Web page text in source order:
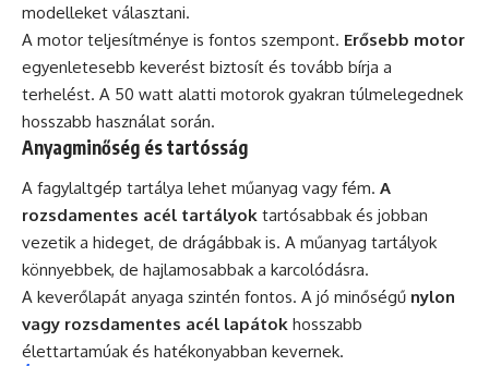
modelleket választani.
A motor teljesítménye is fontos szempont. Erősebb motor
egyenletesebb keverést biztosít és tovább bírja a
terhelést. A 50 watt alatti motorok gyakran túlmelegednek
hosszabb használat során.
Anyagminőség és tartósság
A fagylaltgép tartálya lehet műanyag vagy fém. A
rozsdamentes acél tartályok tartósabbak és jobban
vezetik a hideget, de drágábbak is. A műanyag tartályok
könnyebbek, de hajlamosabbak a karcolódásra.
A keverőlapát anyaga szintén fontos. A jó minőségű nylon
vagy rozsdamentes acél lapátok hosszabb
élettartamúak és hatékonyabban kevernek.